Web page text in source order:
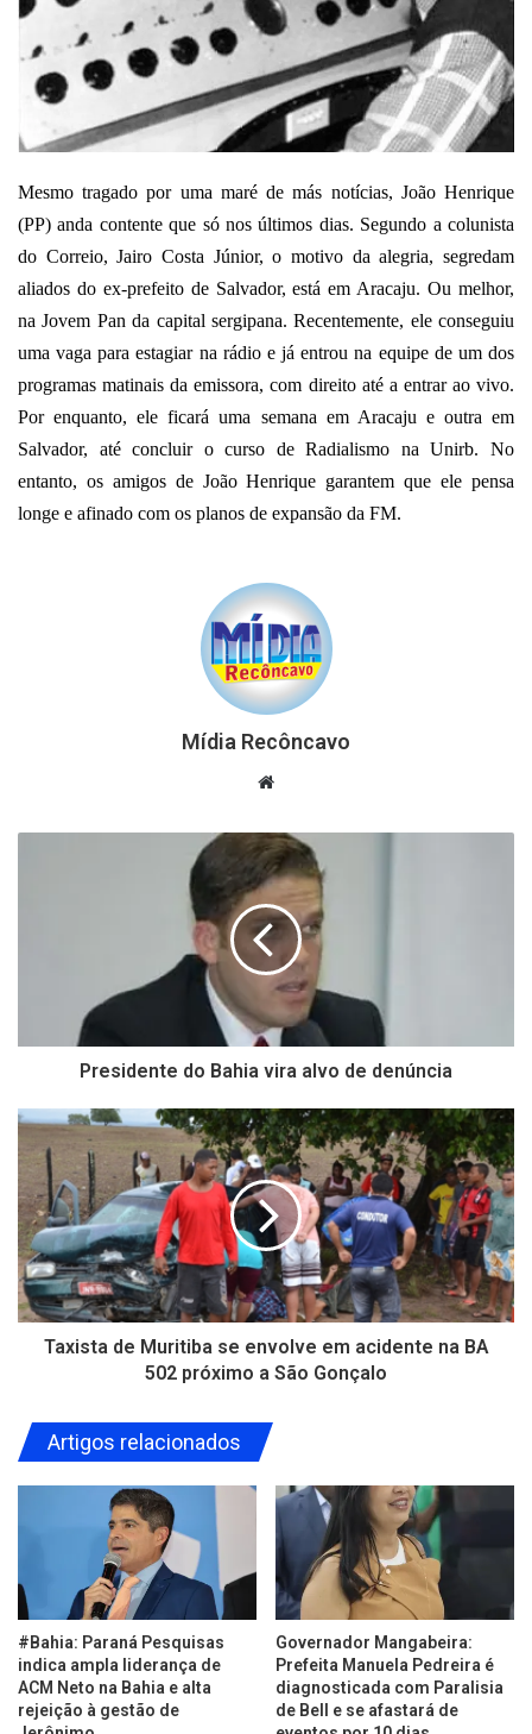
Mesmo tragado por uma maré de más notícias, João Henrique
(PP) anda contente que só nos últimos dias. Segundo a colunista
do Correio, Jairo Costa Júnior, o motivo da alegria, segredam
aliados do ex-prefeito de Salvador, está em Aracaju. Ou melhor,
na Jovem Pan da capital sergipana. Recentemente, ele conseguiu
uma vaga para estagiar na rádio e já entrou na equipe de um dos
programas matinais da emissora, com direito até a entrar ao vivo.
Por enquanto, ele ficará uma semana em Aracaju e outra em
Salvador, até concluir o curso de Radialismo na Unirb. No
entanto, os amigos de João Henrique garantem que ele pensa
longe e afinado com os planos de expansão da FM.
Mídia Recôncavo
Website
Presidente do Bahia vira alvo de denúncia
Taxista de Muritiba se envolve em acidente na BA
502 próximo a São Gonçalo
Artigos relacionados
#Bahia: Paraná Pesquisas
indica ampla liderança de
ACM Neto na Bahia e alta
rejeição à gestão de
Governador Mangabeira:
Prefeita Manuela Pedreira é
diagnosticada com Paralisia
de Bell e se afastará de